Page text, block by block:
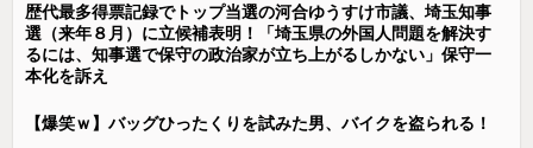
歴代最多得票記録でトップ当選の河合ゆうすけ市議、埼玉知事
選（来年８月）に立候補表明！「埼玉県の外国人問題を解決す
るには、知事選で保守の政治家が立ち上がるしかない」保守一
本化を訴え
【爆笑ｗ】バッグひったくりを試みた男、バイクを盗られる！